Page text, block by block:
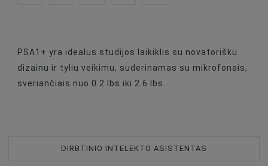
PSA1+ yra idealus studijos laikiklis su novatorišku
dizainu ir tyliu veikimu, suderinamas su mikrofonais,
sveriančiais nuo 0.2 lbs iki 2.6 lbs.
DIRBTINIO INTELEKTO ASISTENTAS